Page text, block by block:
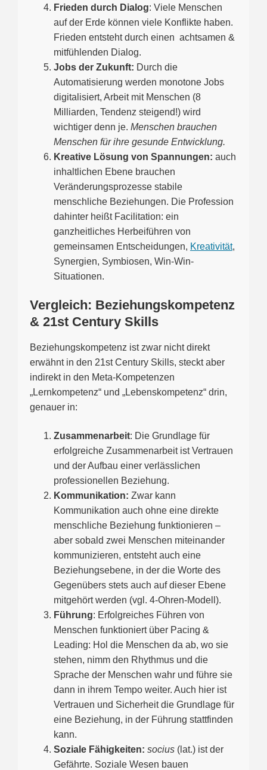
Frieden durch Dialog: Viele Menschen
auf der Erde können viele Konflikte haben.
Frieden entsteht durch einen achtsamen &
mitfühlenden Dialog.
Jobs der Zukunft: Durch die
Automatisierung werden monotone Jobs
digitalisiert, Arbeit mit Menschen (8
Milliarden, Tendenz steigend!) wird
wichtiger denn je. Menschen brauchen
Menschen für ihre gesunde Entwicklung.
Kreative Lösung von Spannungen: auch
inhaltlichen Ebene brauchen
Veränderungsprozesse stabile
menschliche Beziehungen. Die Profession
dahinter heißt Facilitation: ein
ganzheitliches Herbeiführen von
gemeinsamen Entscheidungen, Kreativität,
Synergien, Symbiosen, Win-Win-
Situationen.
Vergleich: Beziehungskompetenz
& 21st Century Skills
Beziehungskompetenz ist zwar nicht direkt
erwähnt in den 21st Century Skills, steckt aber
indirekt in den Meta-Kompetenzen
„Lernkompetenz“ und „Lebenskompetenz“ drin,
genauer in:
Zusammenarbeit: Die Grundlage für
erfolgreiche Zusammenarbeit ist Vertrauen
und der Aufbau einer verlässlichen
professionellen Beziehung.
Kommunikation: Zwar kann
Kommunikation auch ohne eine direkte
menschliche Beziehung funktionieren –
aber sobald zwei Menschen miteinander
kommunizieren, entsteht auch eine
Beziehungsebene, in der die Worte des
Gegenübers stets auch auf dieser Ebene
mitgehört werden (vgl. 4-Ohren-Modell).
Führung: Erfolgreiches Führen von
Menschen funktioniert über Pacing &
Leading: Hol die Menschen da ab, wo sie
stehen, nimm den Rhythmus und die
Sprache der Menschen wahr und führe sie
dann in ihrem Tempo weiter. Auch hier ist
Vertrauen und Sicherheit die Grundlage für
eine Beziehung, in der Führung stattfinden
kann.
Soziale Fähigkeiten: socius (lat.) ist der
Gefährte. Soziale Wesen bauen